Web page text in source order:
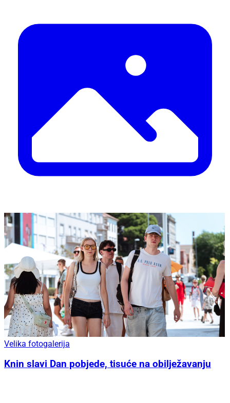
Velika fotogalerija
Knin slavi Dan pobjede, tisuće na obilježavanju